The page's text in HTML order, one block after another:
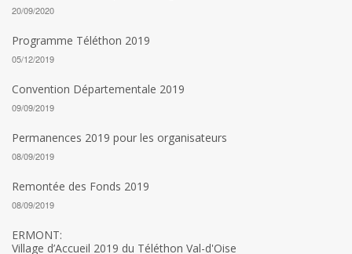
20/09/2020
Programme Téléthon 2019
05/12/2019
Convention Départementale 2019
09/09/2019
Permanences 2019 pour les organisateurs
08/09/2019
Remontée des Fonds 2019
08/09/2019
ERMONT:
Village d’Accueil 2019 du Téléthon Val-d'Oise